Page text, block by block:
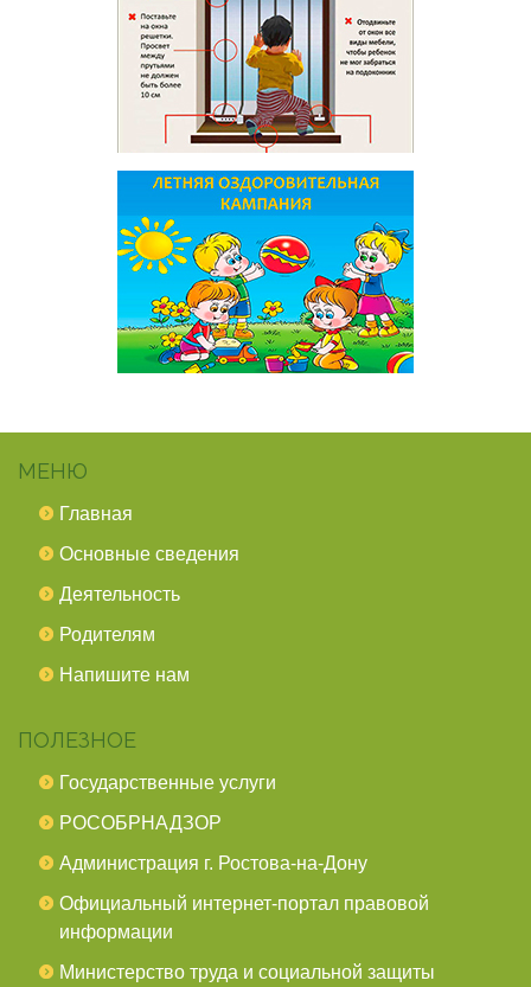
МЕНЮ
Главная
Основные сведения
Деятельность
Родителям
Напишите нам
ПОЛЕЗНОЕ
Государственные услуги
РОСОБРНАДЗОР
Администрация г. Ростова-на-Дону
Официальный интернет-портал правовой
информации
Министерство труда и социальной защиты